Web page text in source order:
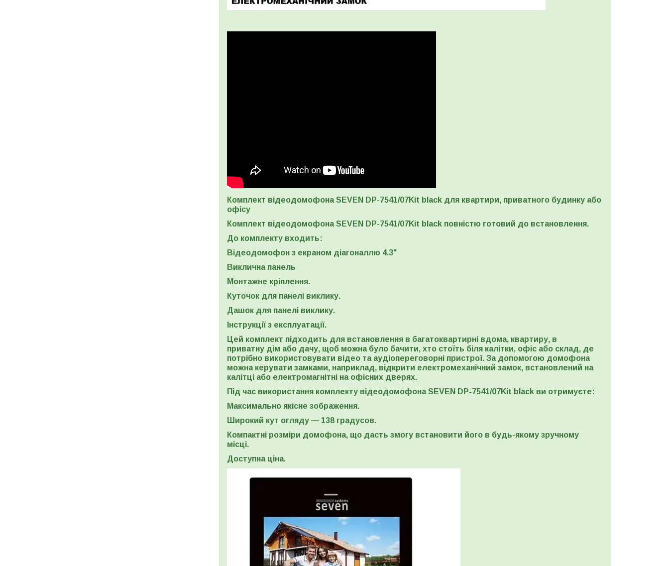
Комплект відеодомофона SEVEN DP-7541/07Kit black для квартири, приватного будинку або
офісу
Комплект відеодомофона SEVEN DP-7541/07Kit black повністю готовий до встановлення.
До комплекту входить:
Відеодомофон з екраном діагоналлю 4.3"
Виклична панель
Монтажне кріплення.
Куточок для панелі виклику.
Дашок для панелі виклику.
Інструкції з експлуатації.
Цей комплект підходить для встановлення в багатоквартирні вдома, квартиру, в
приватну дім або дачу, щоб можна було бачити, хто стоїть біля калітки, офіс або склад, де
потрібно використовувати відео та аудіопереговорні пристрої. За допомогою домофона
можна керувати замками, наприклад, відкрити електромеханічний замок, встановлений на
калітці або електромагнітні на офісних дверях.
Під час використання комплекту відеодомофона SEVEN DP-7541/07Kit black ви отримуєте:
Максимально якісне зображення.
Широкий кут огляду — 138 градусов.
Компактні розміри домофона, що дасть змогу встановити його в будь-якому зручному
місці.
Доступна ціна.